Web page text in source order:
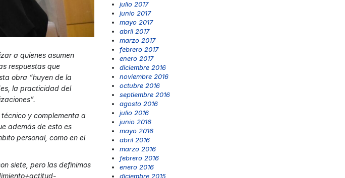
a quienes asumen
respuestas que
obra “huyen de la
la practicidad del
y complementa a
además de esto es
personal, como en el
siete, pero las definimos
,
julio 2017
junio 2017
mayo 2017
abril 2017
marzo 2017
febrero 2017
enero 2017
diciembre 2016
noviembre 2016
octubre 2016
septiembre 2016
agosto 2016
julio 2016
junio 2016
mayo 2016
abril 2016
marzo 2016
febrero 2016
enero 2016
diciembre 2015